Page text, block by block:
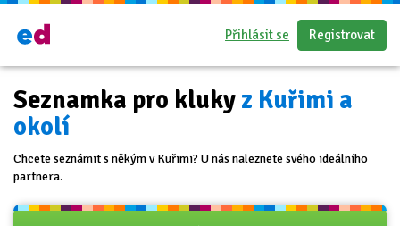
Přihlásit se Registrovat
Seznamka pro kluky z Kuřimi a
okolí
Chcete seznámit s někým v Kuřimi? U nás naleznete svého ideálního
partnera.